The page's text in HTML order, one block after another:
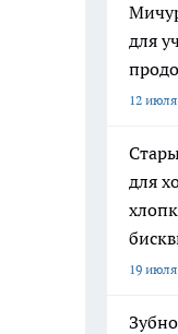
для
12 июля
для
19 июля